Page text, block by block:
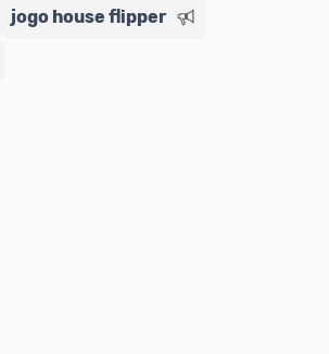
jogo house flipper